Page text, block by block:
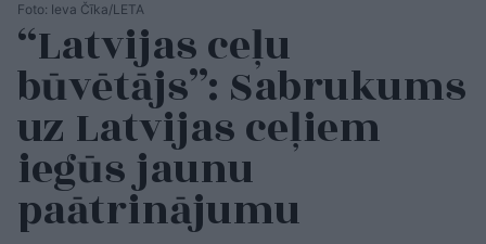
Foto: Ieva Čīka/LETA
“Latvijas ceļu
būvētājs”: Sabrukums
uz Latvijas ceļiem
iegūs jaunu
paātrinājumu